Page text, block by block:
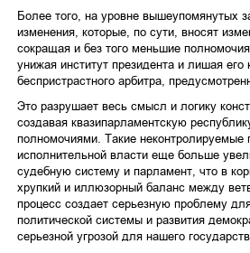
Более того, на уровне вышеупомянутых
изменения, которые, по сути, вносят
сокращая и без того меньшие
унижая институт президента и лишая его
беспристрастного арбитра,
Это разрушает весь смысл и логику
создавая квазипарламентскую
полномочиями. Такие неконтролируемые
исполнительной власти еще больше
судебную систему и парламент, что в
хрупкий и иллюзорный баланс между
процесс создает серьезную проблему
политической системы и развития
серьезной угрозой для нашего